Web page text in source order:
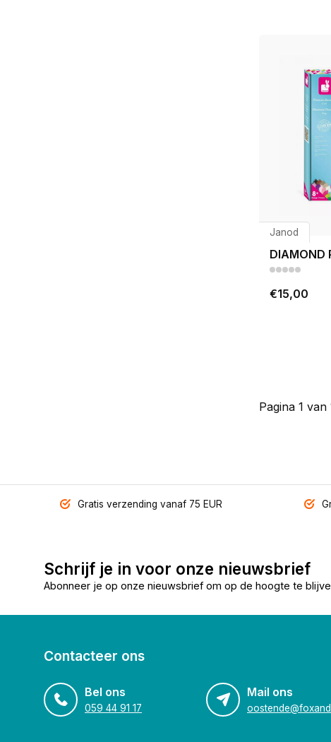
Janod
DIAMOND
€15,00
Pagina 1 van
Gratis verzending vanaf 75 EUR
Schrijf je in voor onze nieuwsbrief
Abonneer je op onze nieuwsbrief om op de hoogte te
Contacteer ons
Bel ons
059 44 91 17
Mail ons